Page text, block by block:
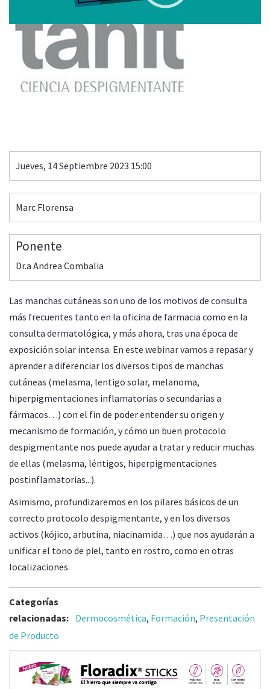
Jueves, 14 Septiembre 2023 15:00
Marc Florensa
Ponente
Dr.a Andrea Combalia
Las manchas cutáneas son uno de los motivos de consulta
más frecuentes tanto en la oficina de farmacia como en la
consulta dermatológica, y más ahora, tras una época de
exposición solar intensa. En este webinar vamos a repasar y
aprender a diferenciar los diversos tipos de manchas
cutáneas (melasma, lentigo solar, melanoma,
hiperpigmentaciones inflamatorias o secundarias a
fármacos…) con el fin de poder entender su origen y
mecanismo de formación, y cómo un buen protocolo
despigmentante nos puede ayudar a tratar y reducir muchas
de ellas (melasma, léntigos, hiperpigmentaciones
postinflamatorias...).
Asimismo, profundizaremos en los pilares básicos de un
correcto protocolo despigmentante, y en los diversos
activos (kójico, arbutina, niacinamida…) que nos ayudarán a
unificar el tono de piel, tanto en rostro, como en otras
localizaciones.
Categorías
relacionadas: Dermocosmética, Formación, Presentación
de Producto